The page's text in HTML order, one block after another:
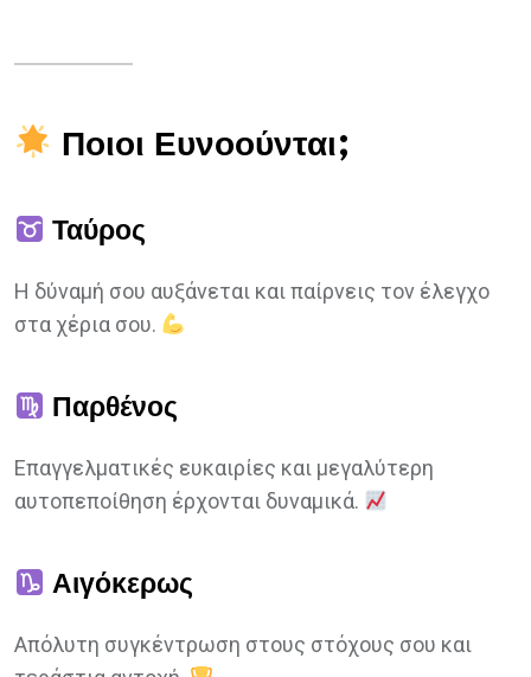
Ποιοι Ευνοούνται;
Ταύρος
Η δύναμή σου αυξάνεται και παίρνεις τον έλεγχο
στα χέρια σου.
Παρθένος
Επαγγελματικές ευκαιρίες και μεγαλύτερη
αυτοπεποίθηση έρχονται δυναμικά.
Αιγόκερως
Απόλυτη συγκέντρωση στους στόχους σου και